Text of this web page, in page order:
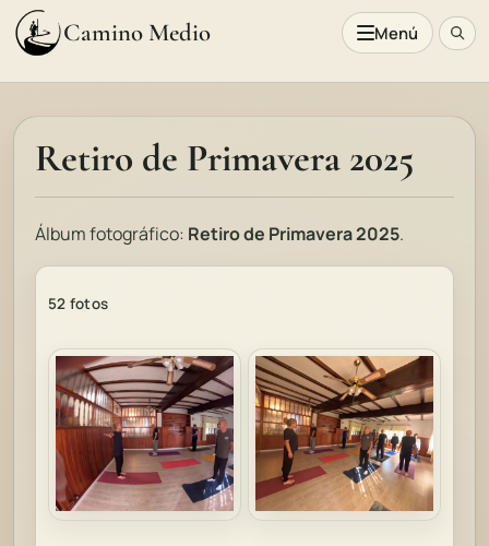
Camino Medio Menú
Retiro de Primavera 2025
Álbum fotográfico: Retiro de Primavera 2025.
52 fotos